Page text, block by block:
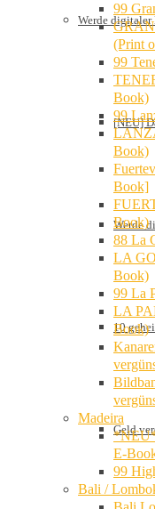
Werde digitaler
[NEU]
Werde
10
Geld
99
(Print
99
Book)
99
Book)
Book]
Book)
88 La
LA
Book)
99 La
LA
Book)
Madeira
E-
99
Bali /